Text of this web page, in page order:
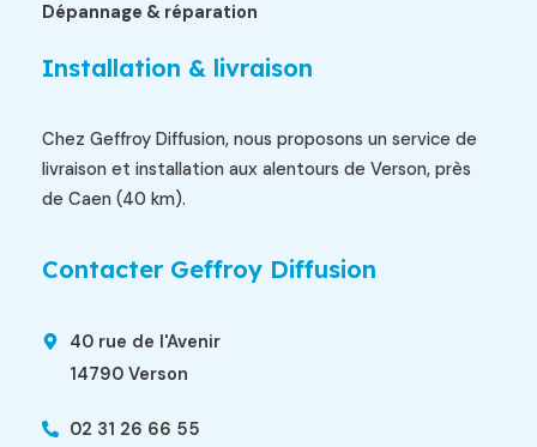
Dépannage & réparation
Installation & livraison
Chez Geffroy Diffusion, nous proposons un service de
livraison et installation aux alentours de Verson, près
de Caen (40 km).
Contacter Geffroy Diffusion
40 rue de l'Avenir
14790 Verson
02 31 26 66 55